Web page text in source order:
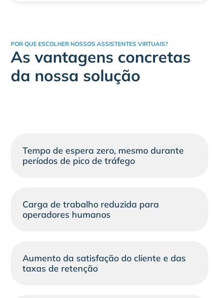
POR QUE ESCOLHER NOSSOS ASSISTENTES VIRTUAIS?
As vantagens concretas
da nossa solução
Tempo de espera zero, mesmo durante
períodos de pico de tráfego
Carga de trabalho reduzida para
operadores humanos
Aumento da satisfação do cliente e das
taxas de retenção